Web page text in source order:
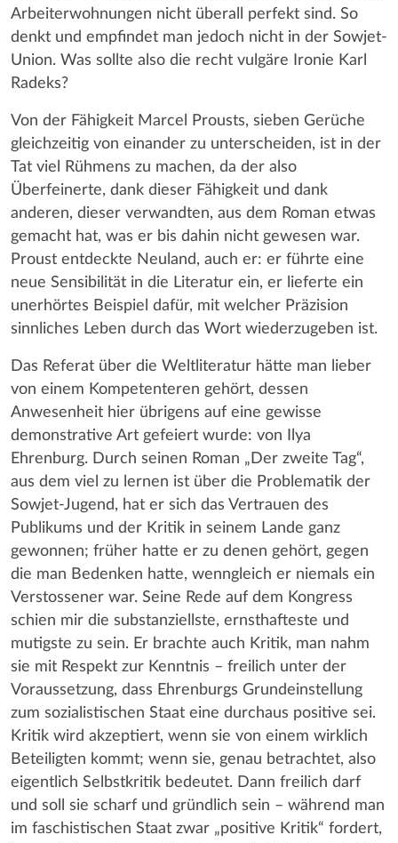
Arbeiterwohnungen nicht überall perfekt sind. So
denkt und empfindet man jedoch nicht in der Sowjet-
Union. Was sollte also die recht vulgäre Ironie Karl
Radeks?
Von der Fähigkeit Marcel Prousts, sieben Gerüche
gleichzeitig von einander zu unterscheiden, ist in der
Tat viel Rühmens zu machen, da der also
Überfeinerte, dank dieser Fähigkeit und dank
anderen, dieser verwandten, aus dem Roman etwas
gemacht hat, was er bis dahin nicht gewesen war.
Proust entdeckte Neuland, auch er: er führte eine
neue Sensibilität in die Literatur ein, er lieferte ein
unerhörtes Beispiel dafür, mit welcher Präzision
sinnliches Leben durch das Wort wiederzugeben ist.
Das Referat über die Weltliteratur hätte man lieber
von einem Kompetenteren gehört, dessen
Anwesenheit hier übrigens auf eine gewisse
demonstrative Art gefeiert wurde: von Ilya
Ehrenburg. Durch seinen Roman „Der zweite Tag“,
aus dem viel zu lernen ist über die Problematik der
Sowjet-Jugend, hat er sich das Vertrauen des
Publikums und der Kritik in seinem Lande ganz
gewonnen; früher hatte er zu denen gehört, gegen
die man Bedenken hatte, wenngleich er niemals ein
Verstossener war. Seine Rede auf dem Kongress
schien mir die substanziellste, ernsthafteste und
mutigste zu sein. Er brachte auch Kritik, man nahm
sie mit Respekt zur Kenntnis – freilich unter der
Voraussetzung, dass Ehrenburgs Grundeinstellung
zum sozialistischen Staat eine durchaus positive sei.
Kritik wird akzeptiert, wenn sie von einem wirklich
Beteiligten kommt; wenn sie, genau betrachtet, also
eigentlich Selbstkritik bedeutet. Dann freilich darf
und soll sie scharf und gründlich sein – während man
im faschistischen Staat zwar „positive Kritik“ fordert,